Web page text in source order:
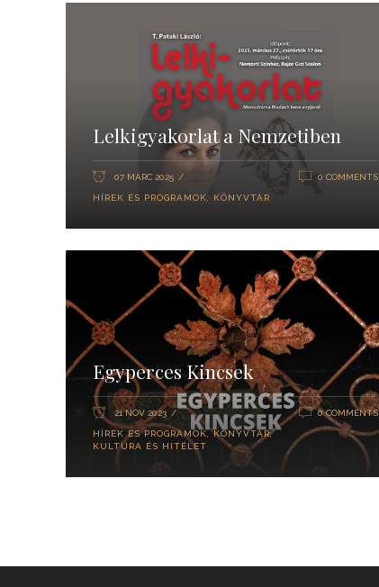
Lelkigyakorlat a Nemzetiben
07 MÁRC 2025
HÍREK ÉS PROGRAMOK, KÖNYVTÁR
0 COMMENTS
Egyperces Kincsek
21 NOV 2023
HÍREK ÉS PROGRAMOK,KÖNYVTÁR,
KULTÚRA ÉS HITÉLET
0 COMMENTS